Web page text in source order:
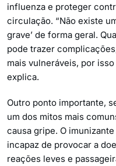
influenza e proteger
circulação. “Não existe
grave’ de forma geral.
pode trazer
mais vulneráveis, por
explica.
Outro ponto importante,
um dos mitos mais
causa gripe. O
incapaz de provocar a
reações leves e